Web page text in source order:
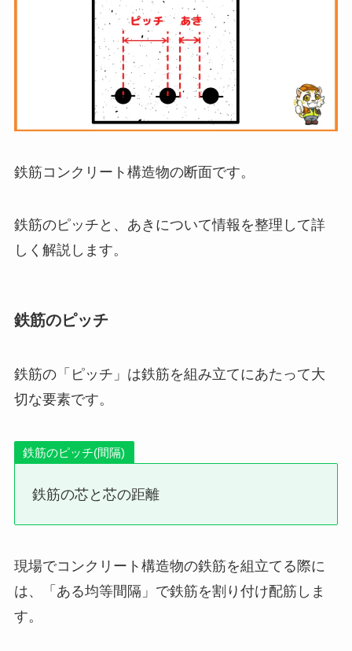
鉄筋コンクリート構造物の断面です。
鉄筋のピッチと、あきについて情報を整理して詳
しく解説します。
鉄筋のピッチ
鉄筋の「ピッチ」は鉄筋を組み立てにあたって大
切な要素です。
鉄筋のピッチ(間隔)
鉄筋の芯と芯の距離
現場でコンクリート構造物の鉄筋を組立てる際に
は、「ある均等間隔」で鉄筋を割り付け配筋しま
す。